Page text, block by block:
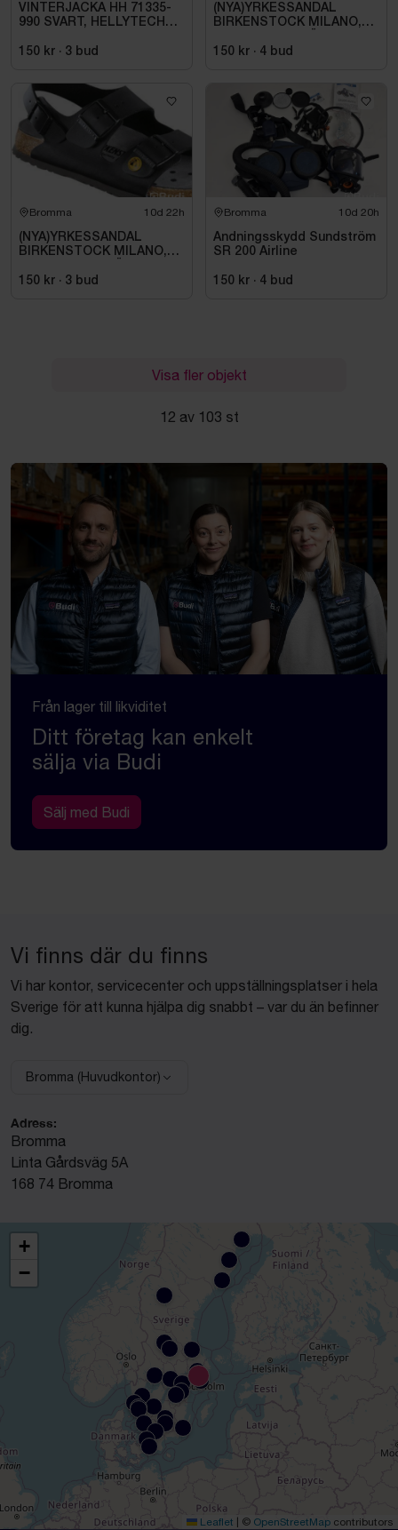
VINTERJACKA HH 71335-
990 SVART, HELLYTECH
150 kr · 3 bud
(NYA)YRKESSANDAL
BIRKENSTOCK MILANO,
SVART. STL 42
150 kr · 4 bud
Bromma 10d 22h
(NYA)YRKESSANDAL
BIRKENSTOCK MILANO,
SVART. STL 42
150 kr · 3 bud
Bromma 10d 20h
Andningsskydd Sundström
SR 200 Airline
150 kr · 4 bud
Visa fler objekt
12 av 103 st
Från lager till likviditet
Ditt företag kan enkelt
sälja via Budi
Sälj med Budi
Vi finns där du finns
Vi har kontor, servicecenter och uppställningsplatser i hela
Sverige för att kunna hjälpa dig snabbt – var du än befinner
dig.
Välj anläggning:
Bromma (Huvudkontor)
Adress:
Bromma
Linta Gårdsväg 5A
168 74 Bromma
+
−
Leaflet © OpenStreetMap contributors